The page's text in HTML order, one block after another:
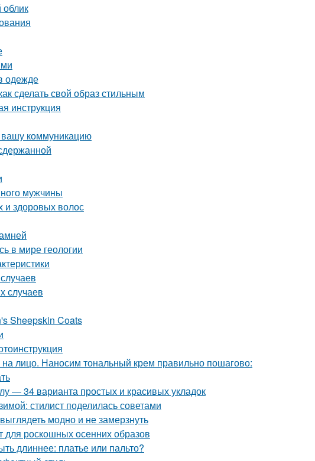
одежде
сделать свой образ стильным
инструкция
вашу коммуникацию
мужчины
и здоровых волос
в мире геологии
случаев
Sheepskin Coats
лицо. Наносим тональный крем правильно пошагово:
— 34 варианта простых и красивых укладок
стилист поделилась советами
модно и не замерзнуть
для роскошных осенних образов
длиннее: платье или пальто?